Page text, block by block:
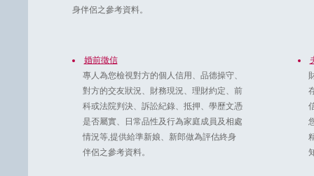
身伴侶之參考資料。
婚前徵信
專人為您檢視對方的個人信用、品德操守、
對方的交友狀況、財務現況、理財約定、前
科或法院判決、訴訟紀錄、抵押、學歷文憑
是否屬實、日常品性及行為家庭成員及相處
情況等,提供給準新娘、新郎做為評估終身
伴侶之參考資料。